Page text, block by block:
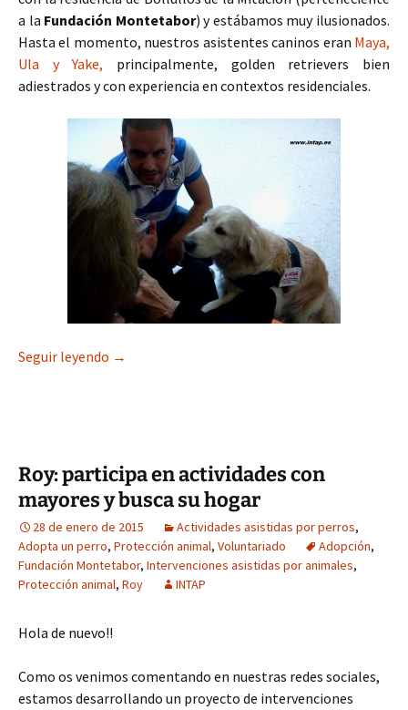
a la Fundación Montetabor) y estábamos muy ilusionados.
Hasta el momento, nuestros asistentes caninos eran Maya,
Ula y Yake, principalmente, golden retrievers bien
adiestrados y con experiencia en contextos residenciales.
Seguir leyendo Carlos y Roy (1ª parte)
→
Roy: participa en actividades con
mayores y busca su hogar
28 de enero de 2015 Actividades asistidas por perros,
Adopta un perro, Protección animal, Voluntariado Adopción,
Fundación Montetabor, Intervenciones asistidas por animales,
Protección animal, Roy INTAP
Hola de nuevo!!
Como os venimos comentando en nuestras redes sociales,
estamos desarrollando un proyecto de intervenciones